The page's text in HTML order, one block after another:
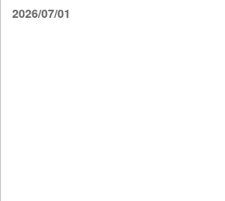
2026/07/01